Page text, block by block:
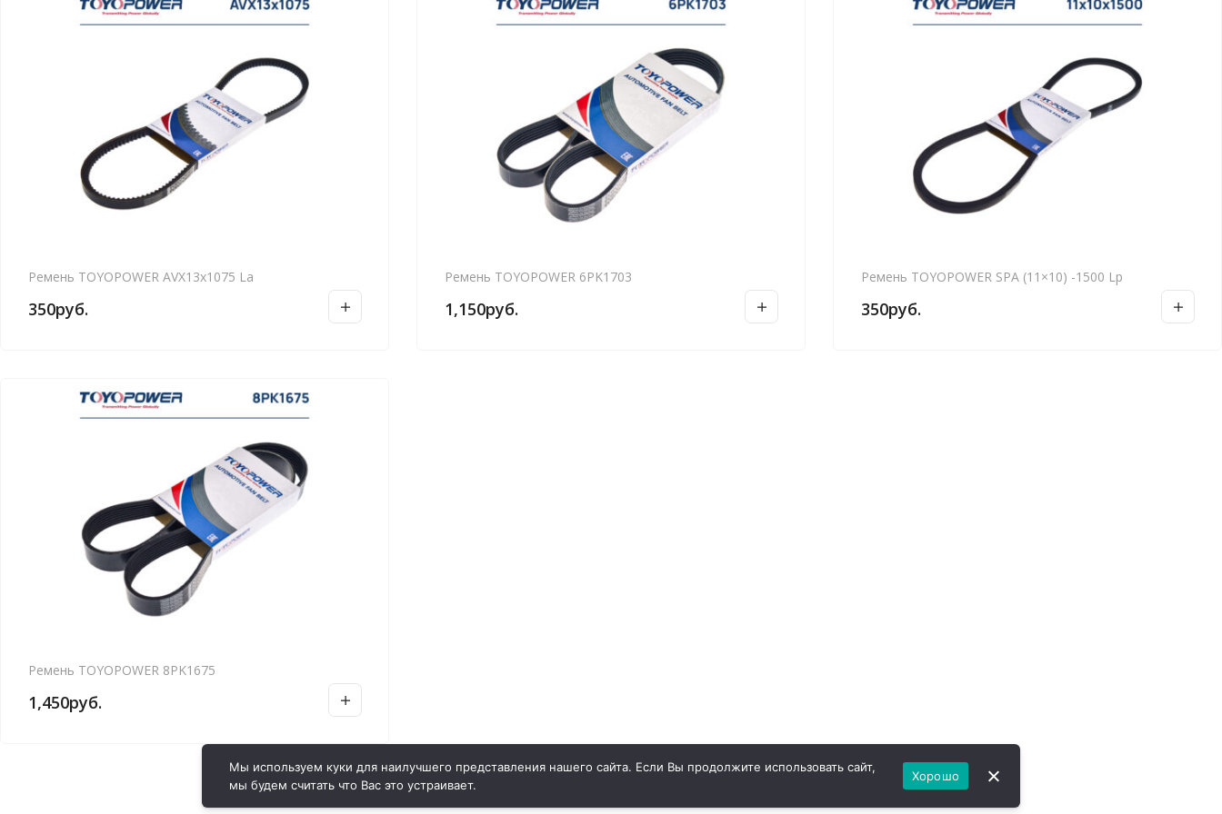
Ремень TOYOPOWER AVX13x1075 La
350руб.
Ремень TOYOPOWER 6PK1703
1,150руб.
Ремень TOYOPOWER SPA (11×10) -1500 Lp
350руб.
Ремень TOYOPOWER 8PK1675
1,450руб.
Мы используем куки для наилучшего представления нашего сайта. Если Вы продолжите использовать сайт,
мы будем считать что Вас это устраивает.
Хорошо